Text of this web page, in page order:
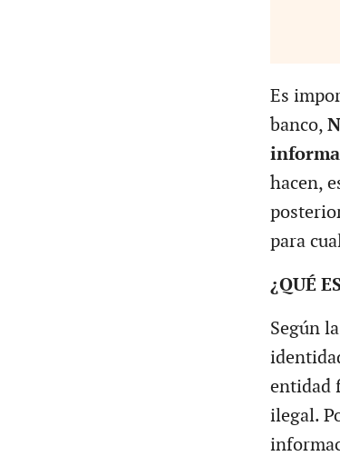
Es
banco,
hacen,
para
¿QUÉ
Según
entidad
ilegal.